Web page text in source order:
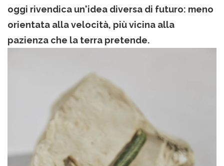
oggi rivendica un'idea diversa di futuro: meno
orientata alla velocità, più vicina alla
pazienza che la terra pretende.